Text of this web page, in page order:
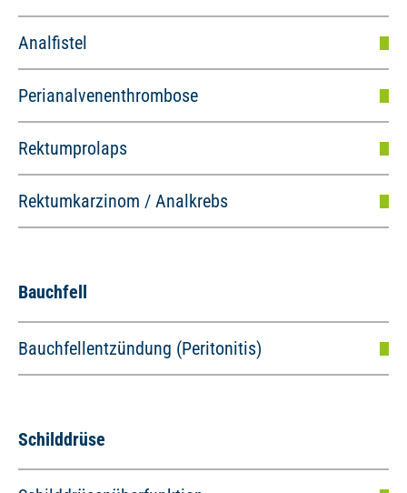
Analfistel
Perianalvenenthrombose
Rektumprolaps
Rektumkarzinom / Analkrebs
Bauchfell
Bauchfellentzündung (Peritonitis)
Schilddrüse